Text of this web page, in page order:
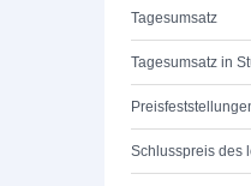
Tagesumsatz
Tagesumsatz in
Schlusspreis des